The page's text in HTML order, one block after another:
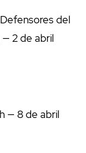
del
2 de abril
— 8 de abril